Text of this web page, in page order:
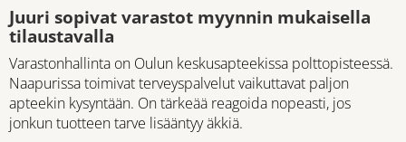
Juuri sopivat varastot myynnin mukaisella
tilaustavalla
Varastonhallinta on Oulun keskusapteekissa polttopisteessä.
Naapurissa toimivat terveyspalvelut vaikuttavat paljon
apteekin kysyntään. On tärkeää reagoida nopeasti, jos
jonkun tuotteen tarve lisääntyy äkkiä.